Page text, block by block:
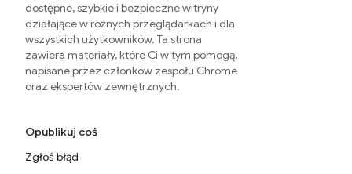
dostępne, szybkie i bezpieczne witryny
działające w różnych przeglądarkach i dla
wszystkich użytkowników. Ta strona
zawiera materiały, które Ci w tym pomogą,
napisane przez członków zespołu Chrome
oraz ekspertów zewnętrznych.
Opublikuj coś
Zgłoś błąd